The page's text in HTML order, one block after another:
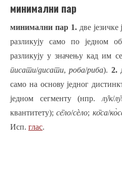
минимални пар
минимални пар1.две језичке
разликују само по једном
разликују у значењу кад им
писати/дисати,роба/риба). 2.
само на основу једног
једном сегменту (нпр. лу̑к/лу̏
квантитету);се̏ло/сѐло; ко̏са/ко̀
Исп. глас.